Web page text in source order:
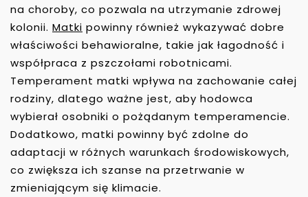
na choroby, co pozwala na utrzymanie zdrowej
kolonii. Matki powinny również wykazywać dobre
właściwości behawioralne, takie jak łagodność i
współpraca z pszczołami robotnicami.
Temperament matki wpływa na zachowanie całej
rodziny, dlatego ważne jest, aby hodowca
wybierał osobniki o pożądanym temperamencie.
Dodatkowo, matki powinny być zdolne do
adaptacji w różnych warunkach środowiskowych,
co zwiększa ich szanse na przetrwanie w
zmieniającym się klimacie.